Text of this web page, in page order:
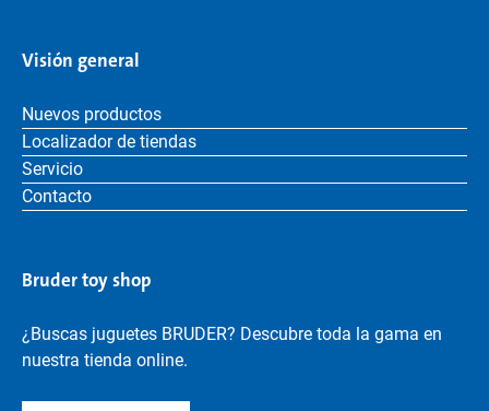
Visión general
Nuevos productos
Localizador de tiendas
Servicio
Contacto
Bruder toy shop
¿Buscas juguetes BRUDER? Descubre toda la gama en
nuestra tienda online.